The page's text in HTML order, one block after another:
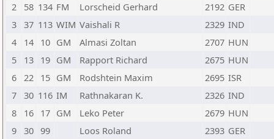
2
58 134 FM Lorscheid Gerhard 2192 GER
3
37 113 WIM Vaishali R 2329 IND
4
14 10 GM Almasi Zoltan 2707 HUN
5
13 19 GM Rapport Richard 2675 HUN
6
22 15 GM Rodshtein Maxim 2695 ISR
7
30 116 IM Rathnakaran K. 2326 IND
8
16 17 GM Leko Peter 2679 HUN
9
30 99 Loos Roland 2393 GER